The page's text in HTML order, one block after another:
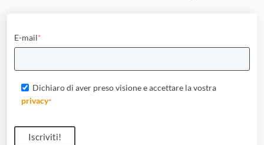
E-mail*
Dichiaro di aver preso visione e accettare la vostra
privacy*